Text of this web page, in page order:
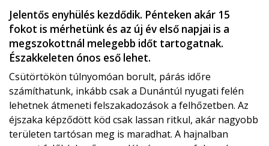
Jelentős enyhülés kezdődik. Pénteken akár 15
fokot is mérhetünk és az új év első napjai is a
megszokottnál melegebb időt tartogatnak.
Északkeleten ónos eső lehet.
Csütörtökön túlnyomóan borult, párás időre
számíthatunk, inkább csak a Dunántúl nyugati felén
lehetnek átmeneti felszakadozások a felhőzetben. Az
éjszaka képződött köd csak lassan ritkul, akár nagyobb
területen tartósan meg is maradhat. A hajnalban